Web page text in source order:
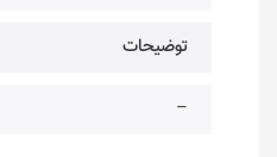
توضیحات
–